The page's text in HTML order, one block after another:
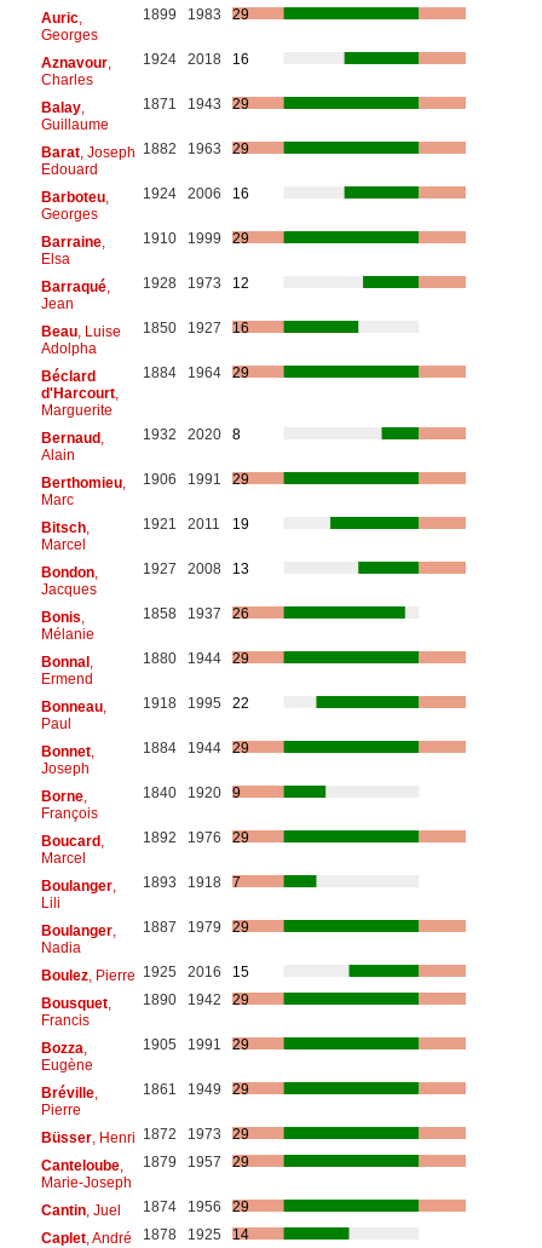
Auric,
Georges
1899 1983 29
Aznavour,
Charles
1924 2018 16
Balay,
Guillaume
1871 1943 29
Barat, Joseph
Edouard
1882 1963 29
Barboteu,
Georges
1924 2006 16
Barraine,
Elsa
1910 1999 29
Barraqué,
Jean
1928 1973 12
Beau, Luise
Adolpha
1850 1927 16
Béclard
d'Harcourt,
Marguerite
1884 1964 29
Bernaud,
Alain
1932 2020 8
Berthomieu,
Marc
1906 1991 29
Bitsch,
Marcel
1921 2011 19
Bondon,
Jacques
1927 2008 13
Bonis
Mélanie
1858 1937 26
Bonnal,
Ermend
1880 1944 29
Bonneau,
Paul
1918 1995 22
Bonnet,
Joseph
1884 1944 29
Borne,
François
1840 1920 9
Boucard,
Marcel
1892 1976 29
Boulanger,
Lili
1893 1918 7
Boulanger,
Nadia
1887 1979 29
Boulez, Pierre 1925 2016
15
Bousquet,
Francis
1890 1942 29
Bozza
Eugène
1905 1991 29
Bréville,
Pierre
1861 1949 29
Büsser, Henri 1872 1973
29
Canteloube,
Marie-Joseph
1879 1957 29
Cantin, Juel 1874 1956
29
Caplet, André 1878 1925
14